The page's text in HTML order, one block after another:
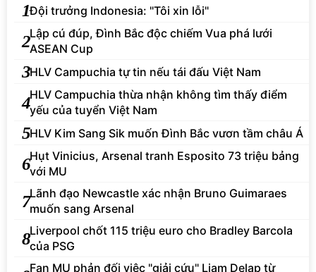
1Đội trưởng Indonesia: "Tôi xin lỗi"
2Lập cú đúp, Đình Bắc độc chiếm Vua phá lưới
ASEAN Cup
3HLV Campuchia tự tin nếu tái đấu Việt Nam
4HLV Campuchia thừa nhận không tìm thấy điểm
yếu của tuyển Việt Nam
5HLV Kim Sang Sik muốn Đình Bắc vươn tầm châu Á
6Hụt Vinicius, Arsenal tranh Esposito 73 triệu bảng
với MU
7Lãnh đạo Newcastle xác nhận Bruno Guimaraes
muốn sang Arsenal
8Liverpool chốt 115 triệu euro cho Bradley Barcola
của PSG
Fan MU phản đối việc "giải cứu" Liam Delap từ